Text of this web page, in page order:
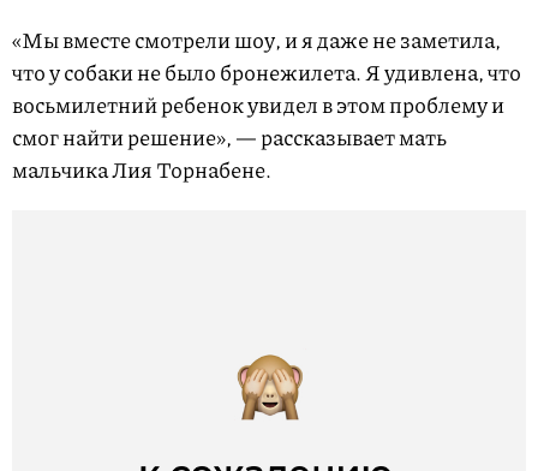
«Мы вместе смотрели шоу, и я даже не заметила,
что у собаки не было бронежилета. Я удивлена, что
восьмилетний ребенок увидел в этом проблему и
смог найти решение», — рассказывает мать
мальчика Лия Торнабене.